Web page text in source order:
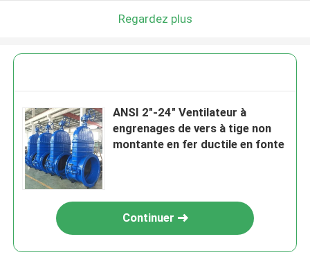
Regardez plus
ANSI 2"-24" Ventilateur à
engrenages de vers à tige non
montante en fer ductile en fonte
Continuer